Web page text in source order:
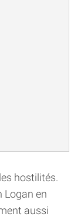
hostilités.
Logan en
aussi